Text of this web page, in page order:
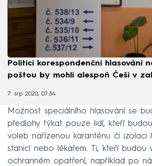
Politici korespondenční hlasování
poštou by mohli alespoň Češi v
7. srp 2020, 07:34
Možnost speciálního hlasování se
předlohy týkat pouze lidí, kteří
voleb nařízenou karanténu či izolaci
stanicí nebo lékařem. Ti, kteří budou
ochranném opatření, například po